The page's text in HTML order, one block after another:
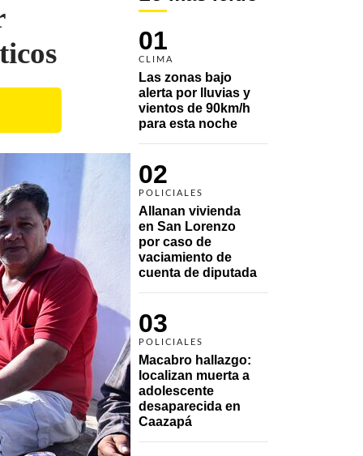
01
CLIMA
Las zonas bajo
alerta por lluvias y
vientos de 90km/h
para esta noche
02
POLICIALES
Allanan vivienda
en San Lorenzo
por caso de
vaciamiento de
cuenta de diputada
03
POLICIALES
Macabro hallazgo:
localizan muerta a
adolescente
desaparecida en
Caazapá